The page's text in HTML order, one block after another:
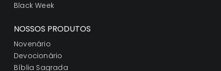
Black Week
NOSSOS PRODUTOS
Novenário
Devocionário
Bíblia Sagrada